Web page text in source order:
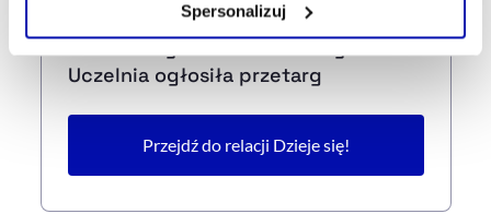
naszejPolityce Prywatności.
Spersonalizuj
Szczecińska politechnika będzie
miała nowy statek badawczy.
Uczelnia ogłosiła przetarg
Przejdź do relacji Dzieje się!